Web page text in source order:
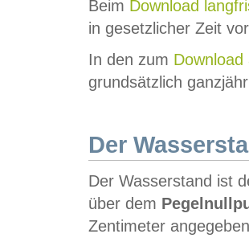
Beim Download
in gesetzlicher Zeit
In den zum Download
grundsätzlich
Der
Der Wasserstand ist
über dem
Zentimeter